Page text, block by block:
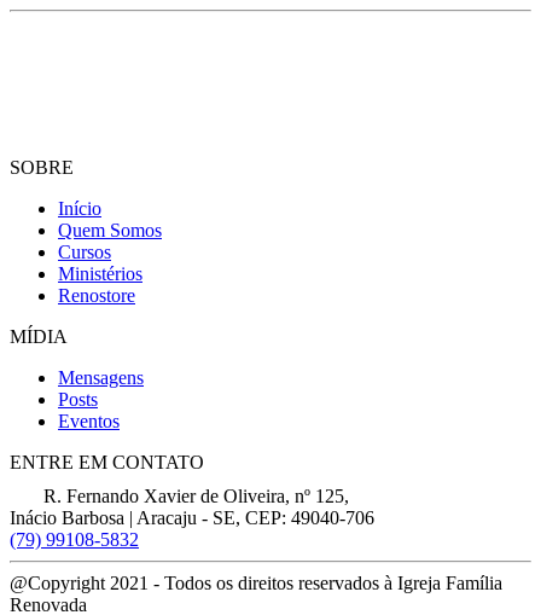
SOBRE
Início
Quem Somos
Cursos
Ministérios
Renostore
MÍDIA
Mensagens
Posts
Eventos
ENTRE EM CONTATO
R. Fernando Xavier de Oliveira, nº 125,
Inácio Barbosa | Aracaju - SE, CEP: 49040-706
(79) 99108-5832
@Copyright 2021 - Todos os direitos reservados à Igreja Família
Renovada